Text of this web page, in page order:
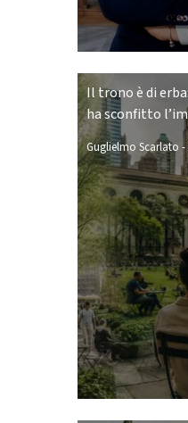
Il trono è di
ha sconfitto
Guglielmo Scarlato -